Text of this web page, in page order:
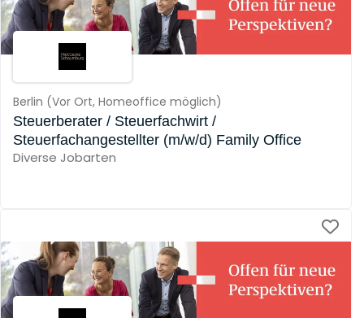
Berlin (Vor Ort, Homeoffice möglich)
Steuerberater / Steuerfachwirt /
Steuerfachangestellter (m/w/d) Family Office
Diverse Jobarten